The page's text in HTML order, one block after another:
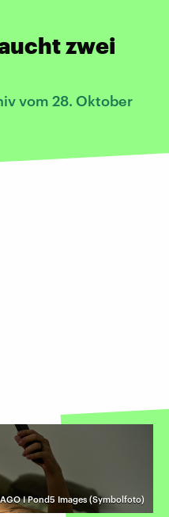
zwei
vom 28. Oktober
I Pond5 Images (Symbolfoto)